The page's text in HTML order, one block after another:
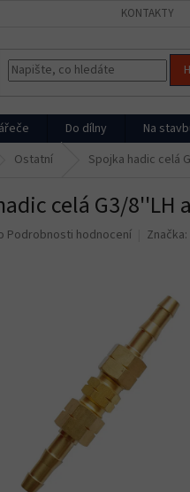
KONTAKTY
Do dílny Na
Ostatní Spojka hadic celá
celá G3/8''LH
Podrobnosti hodnocení Značka: